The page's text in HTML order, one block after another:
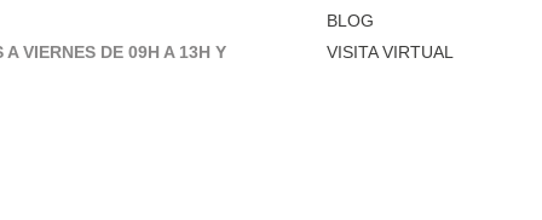
A VIERNES DE 09H A 13H Y
BLOG
VISITA VIRTUAL